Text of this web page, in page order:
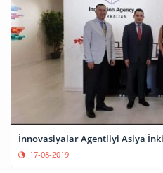
İnnovasiyalar Agentliyi Asiya
17-08-2019